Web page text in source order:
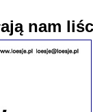
nam